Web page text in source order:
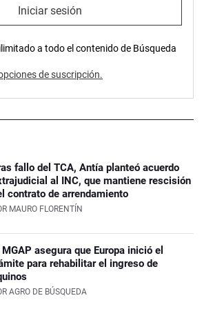
Iniciar sesión
a todo el contenido de Búsqueda
de suscripción.
fallo del TCA, Antía planteó acuerdo
al INC, que mantiene rescisión
contrato de arrendamiento
MAURO FLORENTÍN
MGAP asegura que Europa inició el
para rehabilitar el ingreso de
AGRO DE BÚSQUEDA